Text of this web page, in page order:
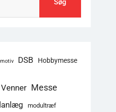
DSB Hobbymesse
Messe
modultræf